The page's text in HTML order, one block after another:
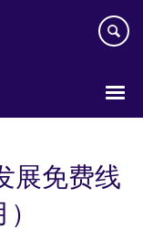
展免费线